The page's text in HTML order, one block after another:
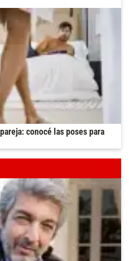
conocé las poses para